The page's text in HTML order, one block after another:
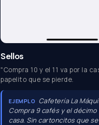
Sellos
"Compra 10 y el 11 va por la
papelito que se pierde.
EJEMPLO Cafetería La
Compra 9 cafés y el décimo
casa. Sin cartoncitos que